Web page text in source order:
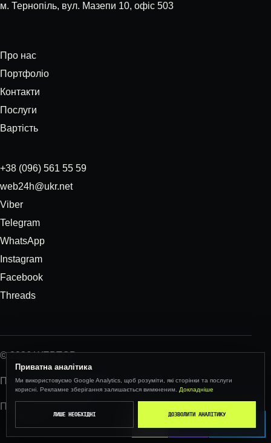
м. Тернопіль, вул. Мазепи 10, офіс 503
Про нас
Портфоліо
Контакти
Послуги
Вартість
+38 (096) 561 55 59
web24h@ukr.net
Viber
Telegram
WhatsApp
Instagram
Facebook
Threads
© 2026 WEBTOP
Політика конфіденційності
ПН–ПТ · 09:00–18:00
Приватна аналітика
Ми використовуємо Google Analytics, щоб розуміти, які сторінки та послуги
корисні. Рекламне зберігання залишається вимкненим. Докладніше
ЛИШЕ НЕОБХІДНІ ДОЗВОЛИТИ АНАЛІТИКУ
×